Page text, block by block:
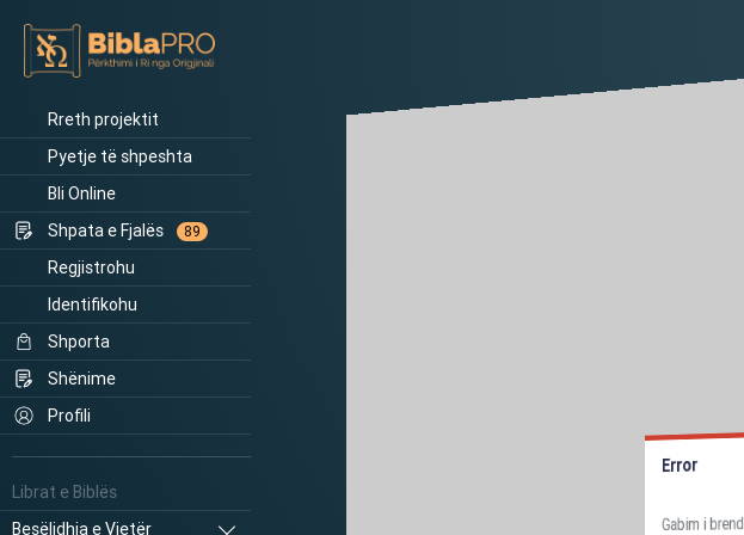
Error
Gabim i
Rreth projektit
Pyetje të shpeshta
Bli Online
Shpata e Fjalës
89
Regjistrohu
Identifikohu
Shporta
Shënime
Profili
Librat e Biblës
Besëlidhja e Vjetër